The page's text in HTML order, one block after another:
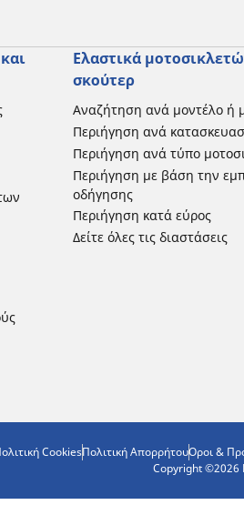
Ελαστικά
σκούτερ
Αναζήτηση ανά μοντέλο ή
Περιήγηση ανά
Περιήγηση ανά τύπο
Περιήγηση με βάση την
οδήγησης
Περιήγηση κατά εύρος
Δείτε όλες τις διαστάσεις
CookiesΠολιτική ΑπορρήτουΟροι &
Copyright ©2026